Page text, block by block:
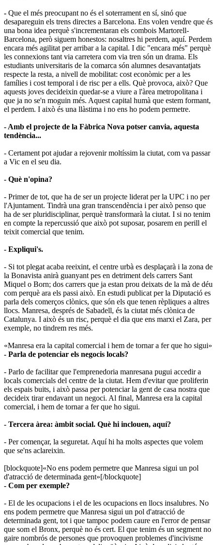
- Que el més preocupant no és el soterrament en sí, sinó que
desapareguin els trens directes a Barcelona. Ens volen vendre que és
una bona idea perquè s'incrementaran els combois Martorell-
Barcelona, però siguem honestos: nosaltres hi perdem, aquí. Perdem
encara més agilitat per arribar a la capital. I dic "encara més" perquè
les connexions tant via carretera com via tren són un drama. Els
estudiants universitaris de la comarca són alumnes desavantatjats
respecte la resta, a nivell de mobilitat: cost econòmic per a les
famílies i cost temporal i de risc per a ells. Què provoca, això? Que
aquests joves decideixin quedar-se a viure a l'àrea metropolitana i
que ja no se'n moguin més. Aquest capital humà que estem formant,
el perdem. I això és una llàstima i no ens ho podem permetre.
- Amb el projecte de la Fàbrica Nova potser canvia, aquesta
tendència...
- Certament pot ajudar a rejovenir moltíssim la ciutat, com va passar
a Vic en el seu dia.
- Què n'opina?
- Primer de tot, que ha de ser un projecte liderat per la UPC i no per
l'Ajuntament. Tindrà una gran transcendència i per això penso que
ha de ser pluridisciplinar, perquè transformarà la ciutat. I si no tenim
en compte la repercussió que això pot suposar, posarem en perill el
teixit comercial que tenim.
- Expliqui's.
- Si tot plegat acaba reeixint, el centre urbà es desplaçarà i la zona de
la Bonavista anirà guanyant pes en detriment dels carrers Sant
Miquel o Born; dos carrers que ja estan prou deixats de la mà de déu
com perquè ara els passi això. En estudi publicat per la Diputació es
parla dels comerços clònics, que són els que tenen rèpliques a altres
llocs. Manresa, després de Sabadell, és la ciutat més clònica de
Catalunya. I això és un risc, perquè el dia que ens marxi el Zara, per
exemple, no tindrem res més.
«Manresa era la capital comercial i hem de tornar a fer que ho sigui»
- Parla de potenciar els negocis locals?
- Parlo de facilitar que l'emprenedoria manresana pugui accedir a
locals comercials del centre de la ciutat. Hem d'evitar que proliferin
els espais buits, i això passa per potenciar la gent de casa nostra que
decideix tirar endavant un negoci. Al final, Manresa era la capital
comercial, i hem de tornar a fer que ho sigui.
- Tercera àrea: àmbit social. Què hi inclouen, aquí?
- Per començar, la seguretat. Aquí hi ha molts aspectes que volem
que se'ns aclareixin.
[blockquote]«No ens podem permetre que Manresa sigui un pol
d'atracció de determinada gent»[/blockquote]
- Com per exemple?
- El de les ocupacions i el de les ocupacions en llocs insalubres. No
ens podem permetre que Manresa sigui un pol d'atracció de
determinada gent, tot i que tampoc podem caure en l'error de pensar
que som el Bronx, perquè no és cert. El que tenim és un segment no
gaire nombrós de persones que provoquen problemes d'incivisme